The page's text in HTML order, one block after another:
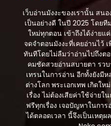
เว็บอ่านมังงะของเรานั้น สน
เป็นอย่างดี ในปี 2025 โดยที
ใหม่ทุกตอน เข้าถึงได้ง่าย
จดจำตอนมังงะที่เคยอ่านไว้
ทันทีโดยไม่ลืมว่าอ่านไปถึงต
คมชัดสวยอ่านสบายตา รว
เทรนในการอ่าน อีกทั้งยังมี
ต่างโลก พระเอกเทพ เกิดใ
เรื่อง ไม่ต้องเสียค่าใช้จ่าย
ฟรีทุกเรื่อง เจอปัญหาในกา
ได้ตลอดเวลา นี้จึงเป็นเหตุ